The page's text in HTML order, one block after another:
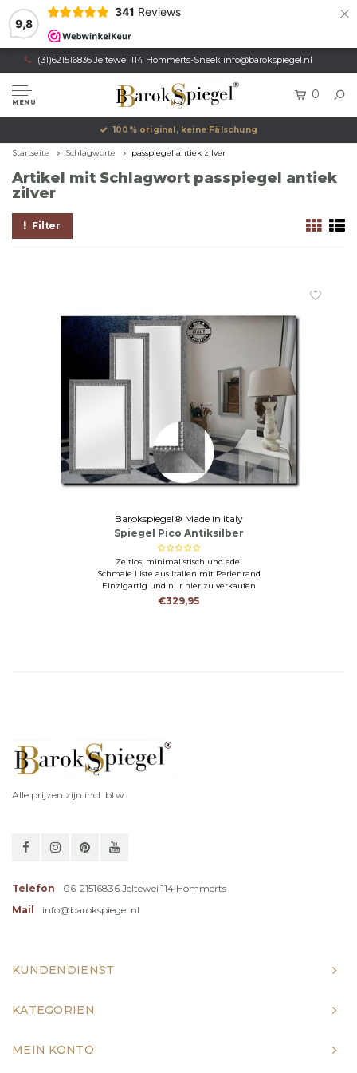
9,8
341 Reviews ×
(31)621516836 Jeltewei 114 Hommerts-Sneek info@barokspiegel.nl
MENU
0
100% original, keine Fälschung
Startseite Schlagworte passpiegel antiek zilver
Artikel mit Schlagwort passpiegel antiek
zilver
Filter
Barokspiegel® Made in Italy
Spiegel Pico Antiksilber
Zeitlos, minimalistisch und edel
Schmale Liste aus Italien mit Perlenrand
Einzigartig und nur hier zu verkaufen
€329,95
Alle prijzen zijn incl. btw
Telefon
06-21516836 Jeltewei 114 Hommerts
Mail
info@barokspiegel.nl
KUNDENDIENST
KATEGORIEN
MEIN KONTO